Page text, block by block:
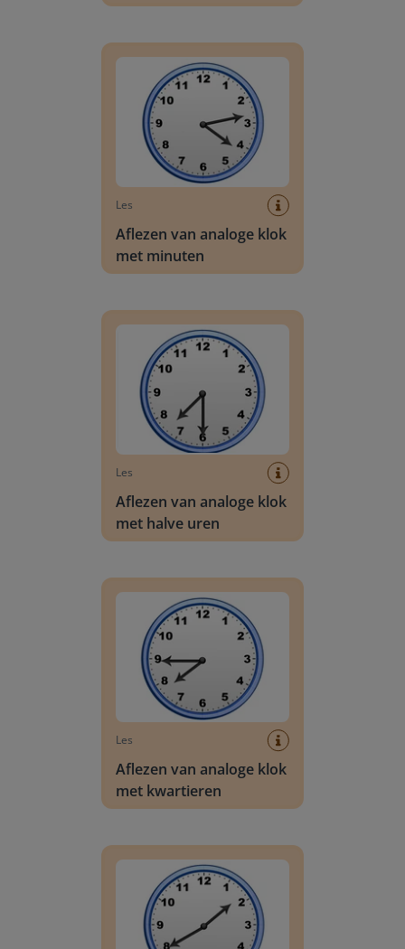
minuten
Les
Aflezen van analoge klok
met minuten
Les
Aflezen van analoge klok
met halve uren
Les
Aflezen van analoge klok
met kwartieren